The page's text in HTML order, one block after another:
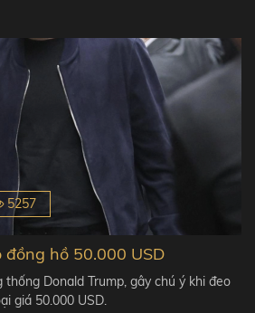
5257
hồ 50.000 USD
thống Donald Trump, gây chú ý khi đeo
giá 50.000 USD.